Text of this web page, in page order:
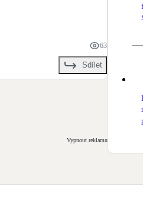
63
Sdílet
Vypnout reklamu